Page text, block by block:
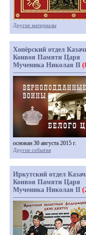
Другие материалы
Хопёрский отдел
Конвоя Памяти Царя
Мученика Николая II
основан 30 августа 2015 г.
Другие события
Иркутский отдел
Конвоя Памяти Царя
Мученика Николая II